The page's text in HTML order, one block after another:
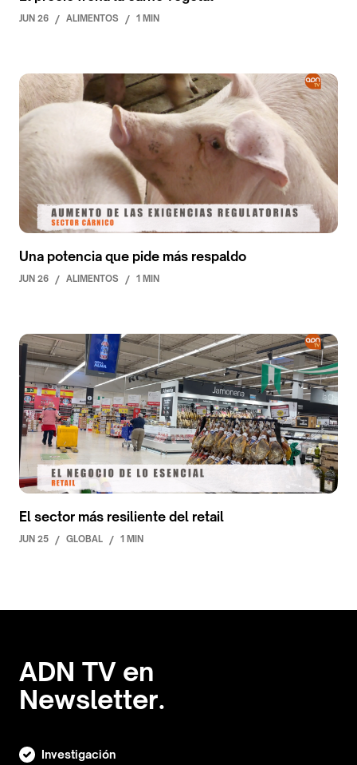
JUN 26 / ALIMENTOS / 1 MIN
Una potencia que pide más respaldo
JUN 26 / ALIMENTOS / 1 MIN
El sector más resiliente del retail
JUN 25 / GLOBAL / 1 MIN
ADN TV en
Newsletter.
Investigación